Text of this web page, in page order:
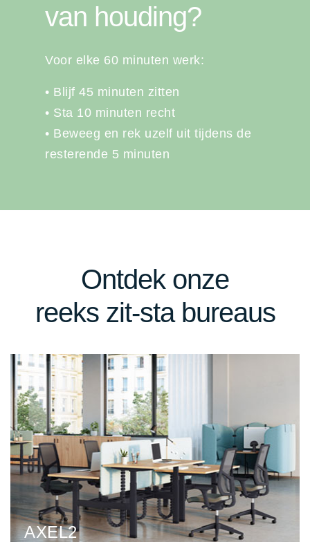
van houding?
Voor elke 60 minuten werk:
• Blijf 45 minuten zitten
• Sta 10 minuten recht
• Beweeg en rek uzelf uit tijdens de
resterende 5 minuten
Ontdek onze
reeks zit-sta bureaus
AXEL2